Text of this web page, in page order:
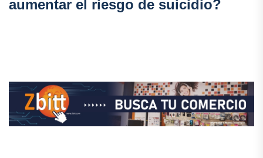
aumentar el riesgo de suicidio?